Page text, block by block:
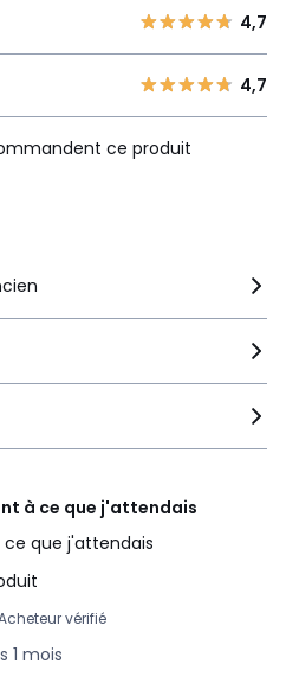
0
4,7
4,7
recommandent ce produit
4,7
4,7
ce produit
à ce que j'attendais
que j'attendais
vérifié
1 mois